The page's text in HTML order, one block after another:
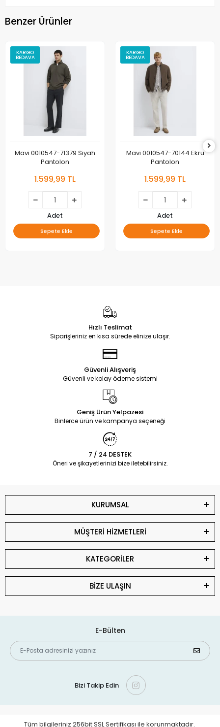
Benzer Ürünler
KARGO
BEDAVA
Mavi 0010547-71379 Siyah
Pantolon
1.599,99 TL
Adet
Sepete Ekle
KARGO
BEDAVA
Mavi 0010547-70144 Ekru
Pantolon
1.599,99 TL
Adet
Sepete Ekle
Hızlı Teslimat
Siparişleriniz en kısa sürede elinize ulaşır.
Güvenli Alışveriş
Güvenli ve kolay ödeme sistemi
Geniş Ürün Yelpazesi
Binlerce ürün ve kampanya seçeneği
7 / 24 DESTEK
Öneri ve şikayetlerinizi bize iletebilirsiniz.
KURUMSAL
MÜŞTERİ HİZMETLERİ
KATEGORİLER
BİZE ULAŞIN
E-Bülten
Bizi Takip Edin
Tüm bilgileriniz 256bit SSL Sertifikası ile korunmaktadır.